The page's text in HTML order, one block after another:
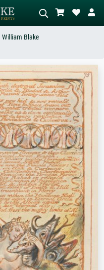
Décrivez la scène – ex. prairie verte,
abstrait avec beaucoup de rouge,
tableau sombre, nu debout près d'un
arbre.
William Blake